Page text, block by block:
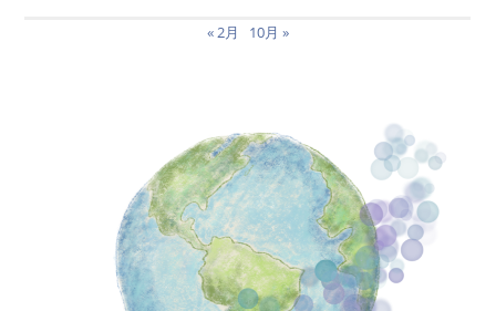
« 2月 10月 »